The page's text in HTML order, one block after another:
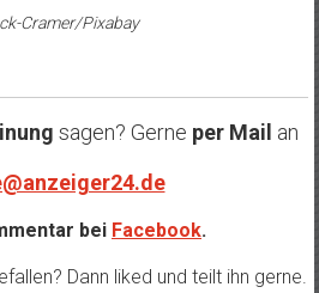
Cramer/Pixabay
sagen? Gerne per Mail an
bei Facebook.
Dann liked und teilt ihn gerne.